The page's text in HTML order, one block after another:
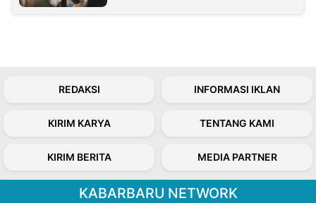
REDAKSI INFORMASI IKLAN
KIRIM KARYA TENTANG KAMI
KIRIM BERITA MEDIA PARTNER
KABARBARU NETWORK